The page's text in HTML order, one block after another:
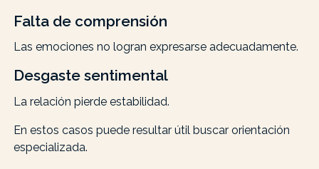
Falta de comprensión
Las emociones no logran expresarse adecuadamente.
Desgaste sentimental
La relación pierde estabilidad.
En estos casos puede resultar útil buscar orientación
especializada.